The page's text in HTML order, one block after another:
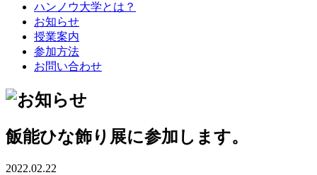
ハンノウ大学とは？
お知らせ
授業案内
参加方法
お問い合わせ
飯能ひな飾り展に参加します。
2022.02.22